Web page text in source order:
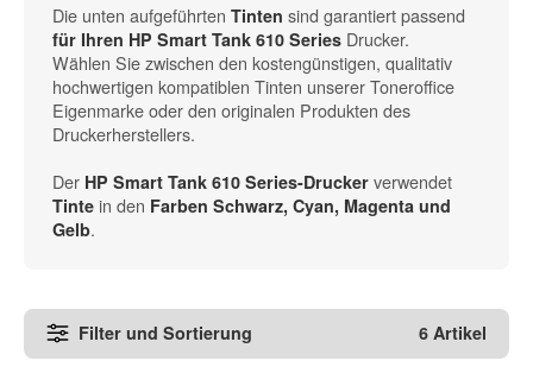
Die unten aufgeführten Tinten sind garantiert passend
für Ihren HP Smart Tank 610 Series Drucker.
Wählen Sie zwischen den kostengünstigen, qualitativ
hochwertigen kompatiblen Tinten unserer Toneroffice
Eigenmarke oder den originalen Produkten des
Druckerherstellers.
Der HP Smart Tank 610 Series-Drucker verwendet
Tinte in den Farben Schwarz, Cyan, Magenta und
Gelb.
Filter und Sortierung 6 Artikel